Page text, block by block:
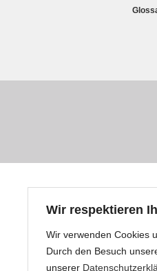
Wir respektieren
Wir verwenden Cookies
Durch den Besuch
unserer